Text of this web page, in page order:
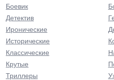
Боевик
Детектив
Иронические
Исторические
Классические
Крутые
Триллеры